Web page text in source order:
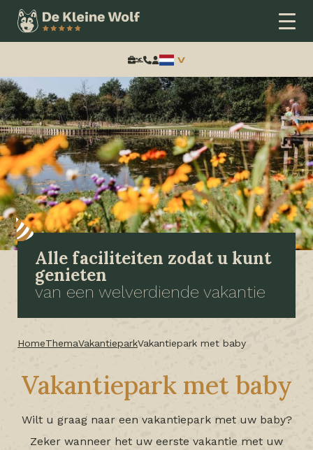
Zoeken:
Alle faciliteiten zodat u kunt
genieten
van een welverdiende vakantie
HomeThemaVakantieparkVakantiepark met baby
Vakantiepark met baby
Wilt u graag naar een vakantiepark met uw baby?
Zeker wanneer het uw eerste vakantie met uw